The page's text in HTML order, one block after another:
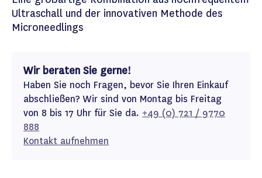
Ultraschall und der innovativen Methode des
Microneedlings
Wir beraten Sie gerne!
Haben Sie noch Fragen, bevor Sie Ihren Einkauf
abschließen? Wir sind von Montag bis Freitag
von 8 bis 17 Uhr für Sie da. +49 (0) 721 / 9770
888
Kontakt aufnehmen